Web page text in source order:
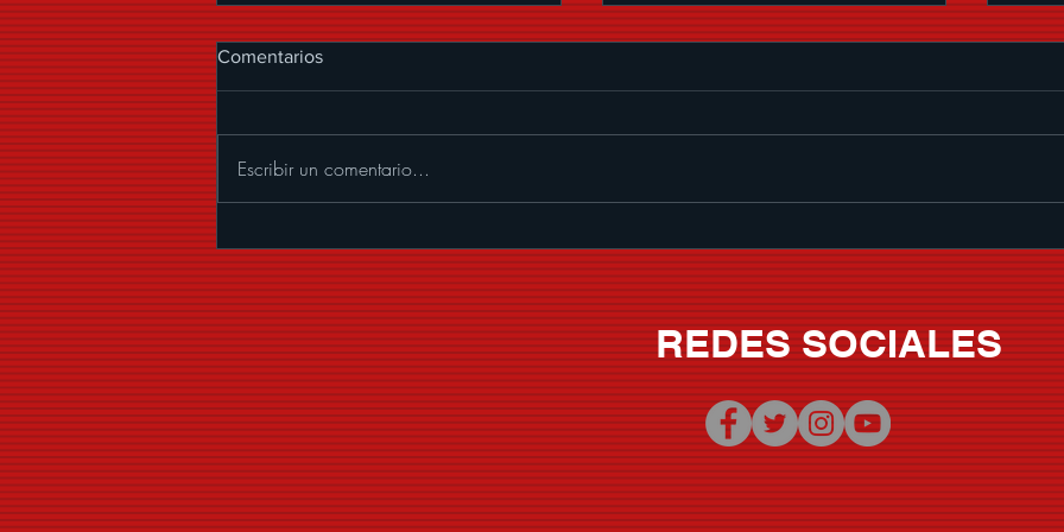
PRESENTA “MUCHOS
BESOS”, UNA CUMBIA CON
MARIACHI LLENA DE
COQUETERÍA Y BUENA
VIBRA.
sonora al verano con "Que
Nivel De Borrachera"
Comentarios
Escribir un comentario...
REDES SOCIALES